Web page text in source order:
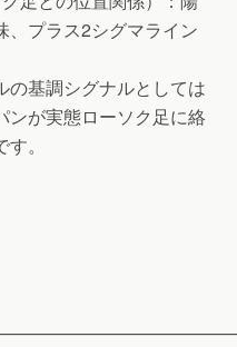
、プラス2シグマライン
の基調シグナルとしては
ンが実態ローソク足に絡
。